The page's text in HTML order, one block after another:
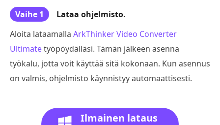
Vaihe 1
Lataa ohjelmisto.
Aloita lataamalla ArkThinker Video Converter
Ultimatetyöpöydälläsi. Tämän jälkeen asenna
työkalu, jotta voit käyttää sitä kokonaan. Kun asennus
on valmis, ohjelmisto käynnistyy automaattisesti.
Ilmainen lataus